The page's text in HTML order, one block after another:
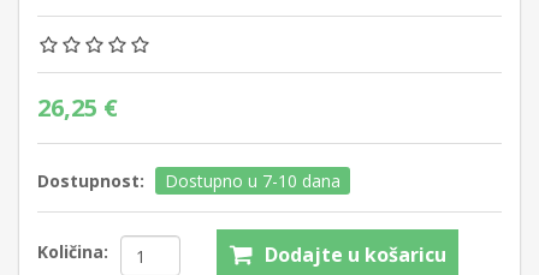
26,25 €
Dostupnost: Dostupno u 7-10 dana
Količina: Dodajte u košaricu